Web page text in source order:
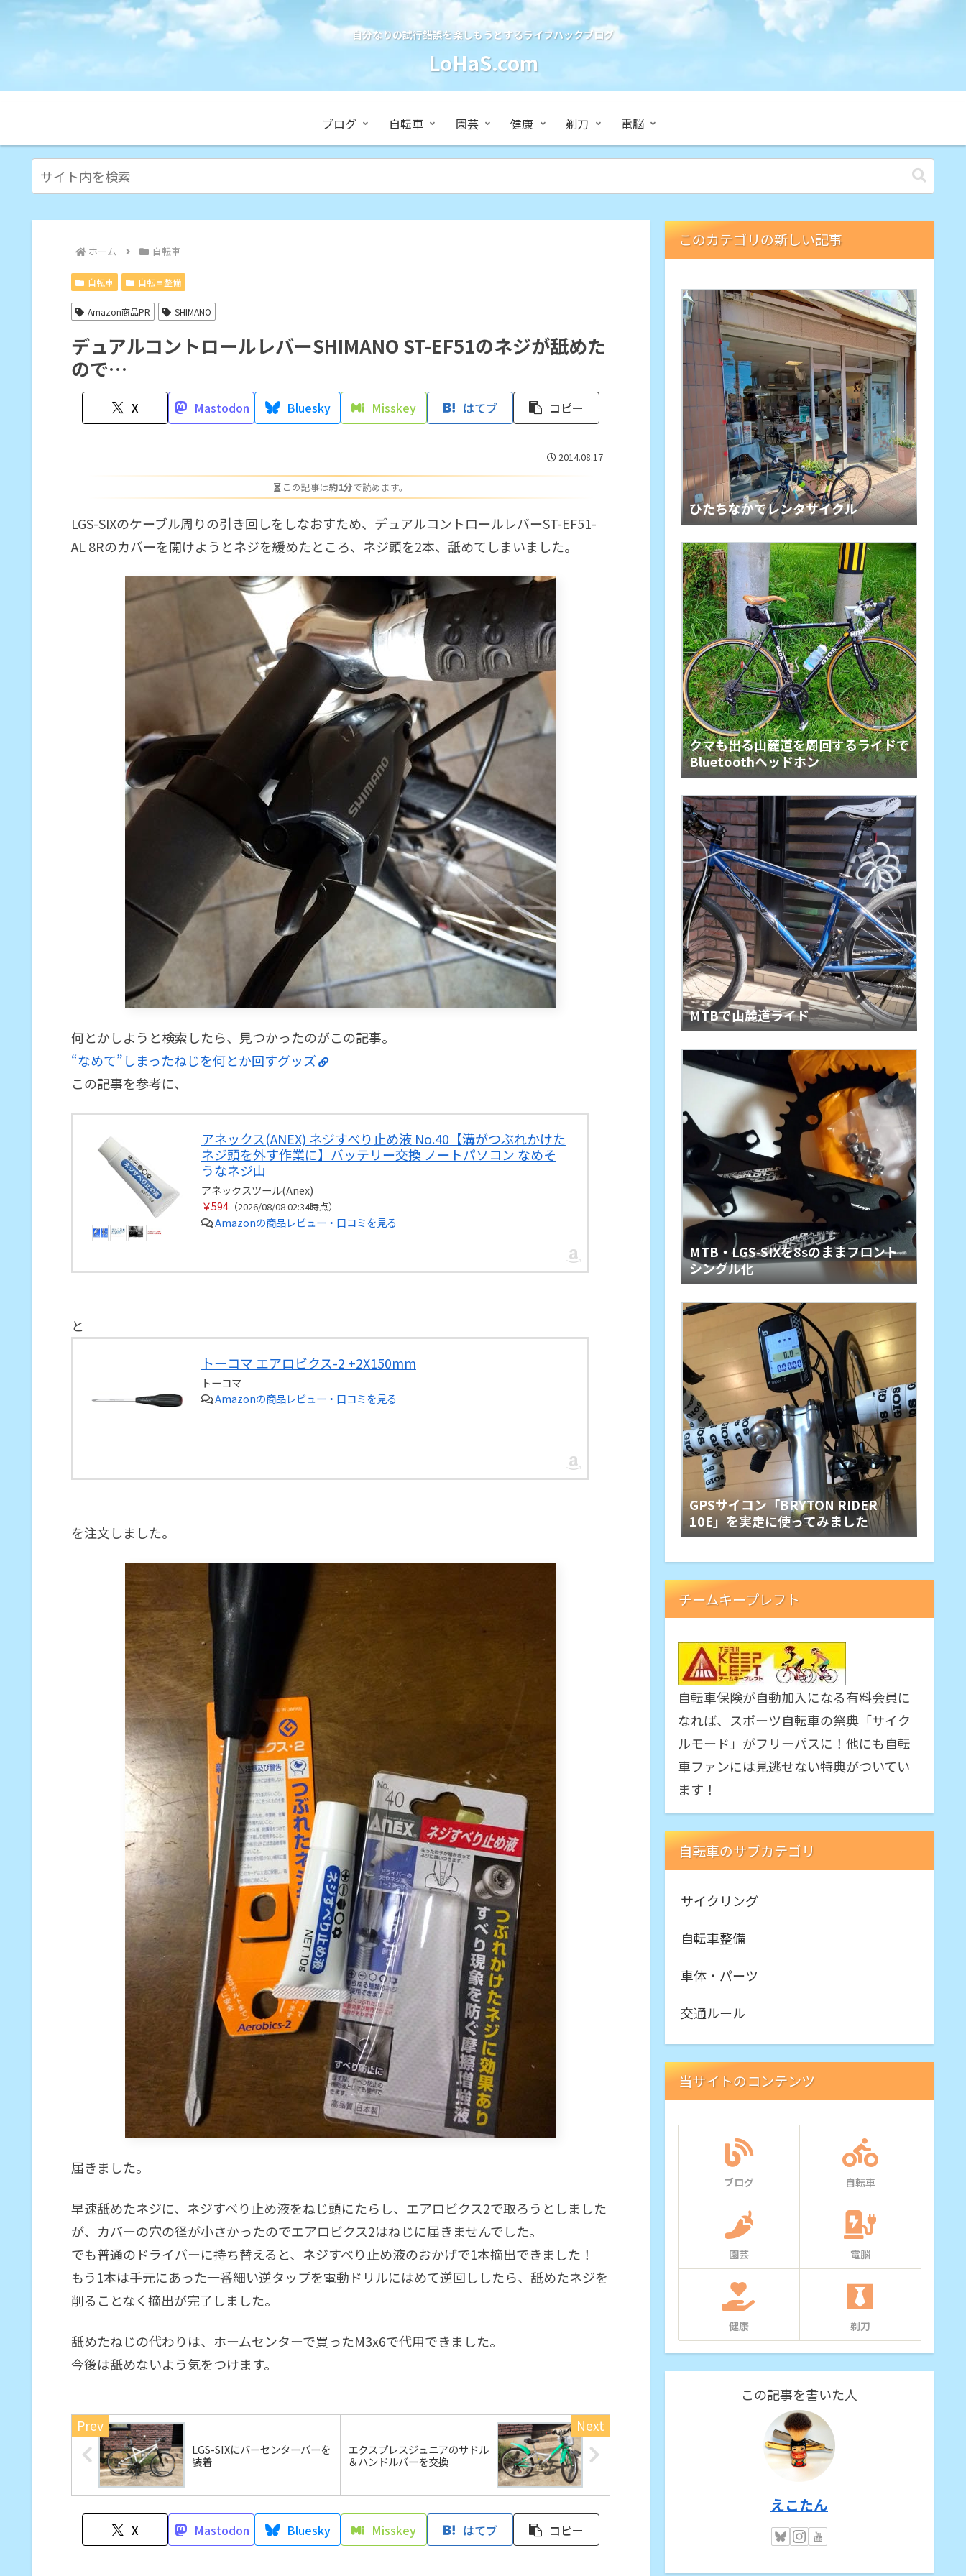
自分なりの試行錯誤を楽しもうとするライフハックブログ
LoHaS.com
ブログ 自転車 園芸 健康 剃刀 電脳
ホーム 自転車
自転車 自転車整備
Amazon商品PR SHIMANO
デュアルコントロールレバーSHIMANO ST-EF51のネジが舐めた
ので…
X Mastodon Bluesky Misskey はてブ コピー
2014.08.17
この記事は約1分で読めます。
LGS-SIXのケーブル周りの引き回しをしなおすため、デュアルコントロールレバーST-EF51-
AL 8Rのカバーを開けようとネジを緩めたところ、ネジ頭を2本、舐めてしまいました。
何とかしようと検索したら、見つかったのがこの記事。
“なめて”しまったねじを何とか回すグッズ
この記事を参考に、
アネックス(ANEX) ネジすべり止め液 No.40【溝がつぶれかけた
ネジ頭を外す作業に】バッテリー交換 ノートパソコン なめそ
うなネジ山
アネックスツール(Anex)
￥594（2026/08/08 02:34時点）
Amazonの商品レビュー・口コミを見る
と
トーコマ エアロビクス-2 +2X150mm
トーコマ
Amazonの商品レビュー・口コミを見る
を注文しました。
届きました。
早速舐めたネジに、ネジすべり止め液をねじ頭にたらし、エアロビクス2で取ろうとしました
が、カバーの穴の径が小さかったのでエアロビクス2はねじに届きませんでした。
でも普通のドライバーに持ち替えると、ネジすべり止め液のおかげで1本摘出できました！
もう1本は手元にあった一番細い逆タップを電動ドリルにはめて逆回ししたら、舐めたネジを
削ることなく摘出が完了しました。
舐めたねじの代わりは、ホームセンターで買ったM3x6で代用できました。
今後は舐めないよう気をつけます。
LGS-SIXにバーセンターバーを
装着
エクスプレスジュニアのサドル
＆ハンドルバーを交換
X Mastodon Bluesky Misskey はてブ コピー
このカテゴリの新しい記事
ひたちなかでレンタサイクル
クマも出る山麓道を周回するライドで
Bluetoothヘッドホン
MTBで山麓道ライド
MTB・LGS-SIXを8sのままフロント
シングル化
GPSサイコン「BRYTON RIDER
10E」を実走に使ってみました
チームキープレフト
自転車保険が自動加入になる有料会員に
なれば、スポーツ自転車の祭典「サイク
ルモード」がフリーパスに！他にも自転
車ファンには見逃せない特典がついてい
ます！
自転車のサブカテゴリ
サイクリング
自転車整備
車体・パーツ
交通ルール
当サイトのコンテンツ
ブログ 自転車
園芸 電脳
健康 剃刀
この記事を書いた人
えこたん